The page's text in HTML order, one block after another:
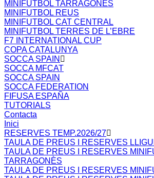
MINIFUTBOL TARRAGONÈS
MINIFUTBOL REUS
MINIFUTBOL CAT CENTRAL
MINIFUTBOL TERRES DE L’EBRE
F7 INTERNATIONAL CUP
COPA CATALUNYA
SOCCA SPAIN
SOCCA MFCAT
SOCCA SPAIN
SOCCA FEDERATION
FIFUSA ESPAÑA
TUTORIALS
Contacta
Inici
RESERVES TEMP.2026/27
TAULA DE PREUS I RESERVES
TAULA DE PREUS I RESERVES
TARRAGONÈS
TAULA DE PREUS I RESERVES